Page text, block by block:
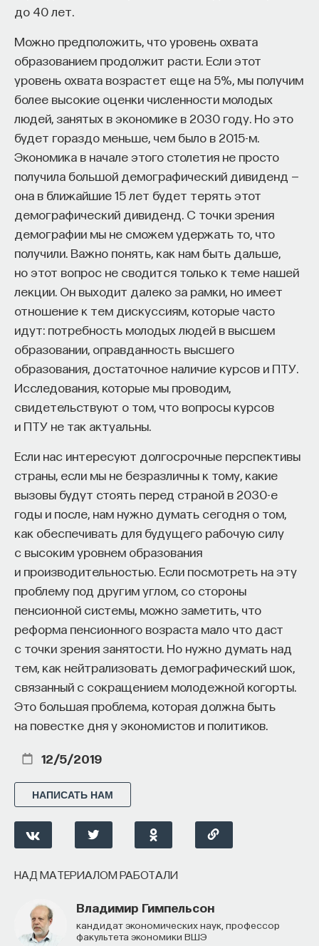
до 40 лет.
Можно предположить, что уровень охвата
образованием продолжит расти. Если этот
уровень охвата возрастет еще на 5%, мы получим
более высокие оценки численности молодых
людей, занятых в экономике в 2030 году. Но это
будет гораздо меньше, чем было в 2015-м.
Экономика в начале этого столетия не просто
получила большой демографический дивиденд —
она в ближайшие 15 лет будет терять этот
демографический дивиденд. С точки зрения
демографии мы не сможем удержать то, что
получили. Важно понять, как нам быть дальше,
но этот вопрос не сводится только к теме нашей
лекции. Он выходит далеко за рамки, но имеет
отношение к тем дискуссиям, которые часто
идут: потребность молодых людей в высшем
образовании, оправданность высшего
образования, достаточное наличие курсов и ПТУ.
Исследования, которые мы проводим,
свидетельствуют о том, что вопросы курсов
и ПТУ не так актуальны.
Если нас интересуют долгосрочные перспективы
страны, если мы не безразличны к тому, какие
вызовы будут стоять перед страной в 2030-е
годы и после, нам нужно думать сегодня о том,
как обеспечивать для будущего рабочую силу
с высоким уровнем образования
и производительностью. Если посмотреть на эту
проблему под другим углом, со стороны
пенсионной системы, можно заметить, что
реформа пенсионного возраста мало что даст
с точки зрения занятости. Но нужно думать над
тем, как нейтрализовать демографический шок,
связанный с сокращением молодежной когорты.
Это большая проблема, которая должна быть
на повестке дня у экономистов и политиков.
12/5/2019
НАПИСАТЬ НАМ
НАД МАТЕРИАЛОМ РАБОТАЛИ
Владимир Гимпельсон
кандидат экономических наук, профессор
факультета экономики ВШЭ
В начале экономических реформ в стране
происходило активное заимствование западных
экономических и политических институтов,
однако это не было бездумным копированием —
опора всегда шла на традиционные японские
ценности. Так же как и в Корее, после войны
государство активно поддерживало и помогало
развитию японских ФПГ — кэйрэцу. В стране
велась активная промышленная политика,
развивалось индикативное планирование (то есть
центрального плана как такового не было, однако
правительство пыталось стимулировать
отдельные важные для него секторы экономики).
Начиная с 1990-х годов темпы роста в Японии
сильно замедлились, сейчас они почти в два раза
ниже, чем у других развитых стран. Говорить
о японском «экономическом чуде» имеет смысл
в прошедшем времени, однако какое-то развитие
продолжается, и качество жизни японцев по-
прежнему растет, хотя и медленно.
Основной проблемой страны является огромный
245% от ВВП — и связанная с этим постоянная
угроза дефляции.
Экономика Индии
К сильным сторонам индийской экономики можно
также отнести ее трудовые ресурсы. В данном
случае следует особо выделить массовое знание
индийцами английского языка и большое
количество образованных людей.
Индия стала демонстрировать высокие темпы
роста начиная с 1990-х годов, после перехода
к либерализации экономики и открытия рынка для
иностранного капитала. Важным фактором здесь
является большая и богатая индийская диаспора
за рубежом и ее денежные вливания в индийскую
достаточно развитая промышленность, во многом
в 90-х стало возможно провести быструю
диверсификацию экономики. В Индии удалось
создать довольно развитый и ликвидный рынок
привлечения инвестиций в экономику.
Однако в стране остается гигантское количество